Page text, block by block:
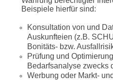
Beispiele hierfür sind:
Konsultation von und
Auskunfteien (z.B.
Bonitäts- bzw.
Prüfung und
Bedarfsanalyse zwecks
Werbung oder Markt-